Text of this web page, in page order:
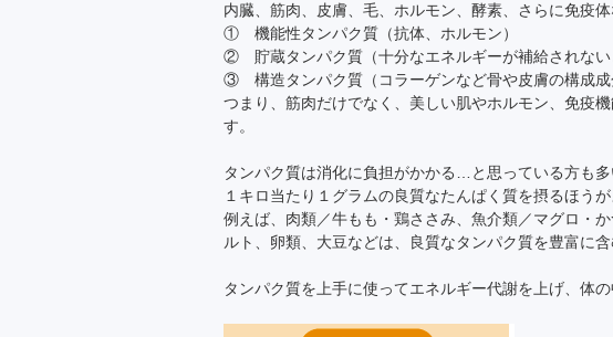
内臓、筋肉、皮膚、毛、ホルモン、酵素、さらに免疫
① 機能性タンパク質（抗体、ホルモン）
② 貯蔵タンパク質（十分なエネルギーが補給されない
③ 構造タンパク質（コラーゲンなど骨や皮膚の構成成
つまり、筋肉だけでなく、美しい肌やホルモン、免疫
す。
タンパク質は消化に負担がかかる…と思っている方も
１キロ当たり１グラムの良質なたんぱく質を摂るほうが
例えば、肉類／牛もも・鶏ささみ、魚介類／マグロ・
ルト、卵類、大豆などは、良質なタンパク質を豊富に含
タンパク質を上手に使ってエネルギー代謝を上げ、体